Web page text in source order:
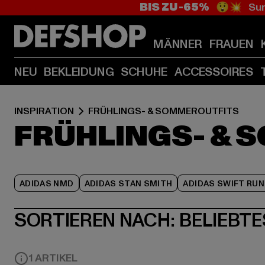
BIS ZU -65% 😲💥
MÄNNER FRAUEN
NEU BEKLEIDUNG SCHUHE ACCESSOIRES
INSPIRATION FRÜHLINGS- & SOMMEROUTFITS
FRÜHLINGS- &
ADIDAS NMD ADIDAS STAN SMITH ADIDAS SWIFT RUN
SORTIEREN NACH:
1 ARTIKEL